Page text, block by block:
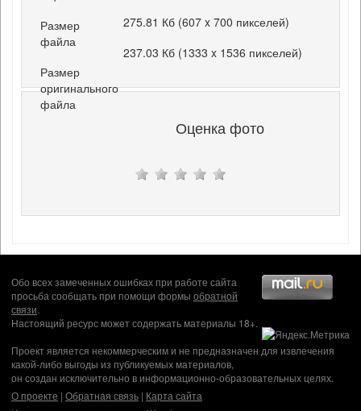
Размер
файла
275.81 Кб (607 x 700 пикселей)
Размер
оригинального
файла
237.03 Кб (1333 x 1536 пикселей)
Оценка фото
Обо всех замеченных ошибках при работе сайта
просьба сообщать при помощи формы обратной
связи.
Настоящий ресурс может содержать материалы 18+.
Проект является некоммерческим и не предназначен для извлечения
какой-либо выгоды из публикуемых материалов,
он создан исключительно в информационно-образовательных целях.
О проекте | Обратная связь | Карта сайта